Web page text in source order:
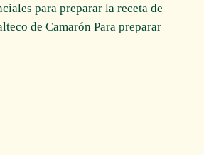
para preparar la receta de
de Camarón Para preparar